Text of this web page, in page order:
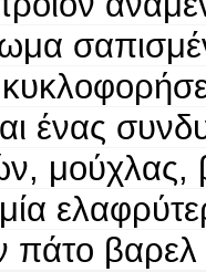
ένας
μία
πάτο βαρελ